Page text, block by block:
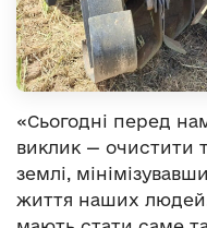
«Сьогодні перед
виклик — очистити
землі,
життя наших людей.